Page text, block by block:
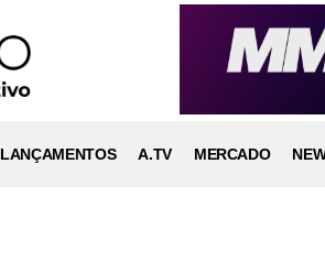
LANÇAMENTOS A.TV MERCADO